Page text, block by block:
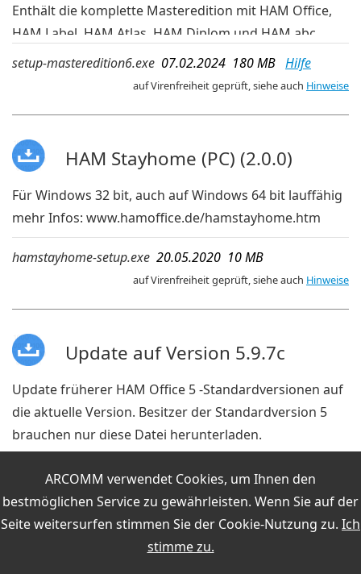
ARCOMM verwendet Cookies, um Ihnen den
bestmöglichen Service zu gewährleisten. Wenn Sie auf der
Seite weitersurfen stimmen Sie der Cookie-Nutzung zu. Ich
stimme zu.
Enthält die komplette Masteredition mit HAM Office,
HAM Label, HAM Atlas, HAM Diplom und HAM abc
Bei der Installation wählt man aus, welche Programme
davon tatsächlich installiert werden
deutsche Sprache
setup-masteredition6.exe 07.02.2024 180 MB Hilfe
auf Virenfreiheit geprüft, siehe auch Hinweise
HAM Stayhome (PC) (2.0.0)
Für Windows 32 bit, auch auf Windows 64 bit lauffähig
mehr Infos: www.hamoffice.de/hamstayhome.htm
hamstayhome-setup.exe 20.05.2020 10 MB
auf Virenfreiheit geprüft, siehe auch Hinweise
Update auf Version 5.9.7c
Update früherer HAM Office 5 -Standardversionen auf
die aktuelle Version. Besitzer der Standardversion 5
brauchen nur diese Datei herunterladen.
ho5stdupdexe.zip24.02.2017 10 MBHilfe
auf Virenfreiheit geprüft, siehe auchHinweise